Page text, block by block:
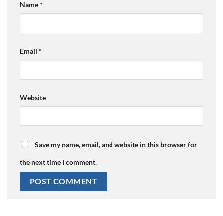
Name*
Email *
Website
Save my name, email, and website in this browser for
the next time I comment.